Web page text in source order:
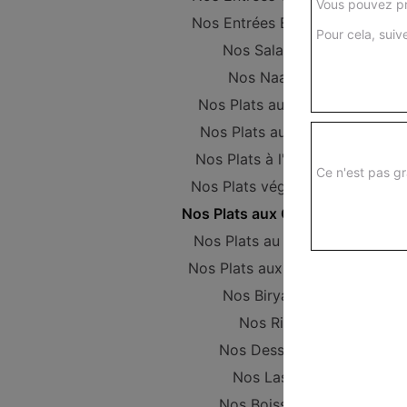
Nos Entrées Beignets
Nos Salades
Nos Naans
Nos Plats au Poulet
Nos Plats au Boeuf
Nos Plats à l'Agneau
Nos Plats végétariens
Nos Plats aux Crevettes
Nos Plats au Poisson
Nos Plats aux Gambas
Nos Biryanis
Nos Riz
Nos Desserts
Nos Lassi
Vous pouvez
Pour cela,
Ce n'est pas